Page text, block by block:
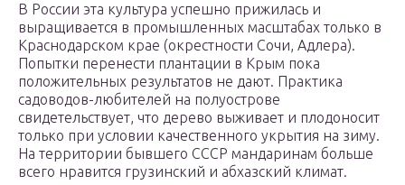
В России эта культура успешно прижилась и
выращивается в промышленных масштабах только в
Краснодарском крае (окрестности Сочи, Адлера).
Попытки перенести плантации в Крым пока
положительных результатов не дают. Практика
садоводов-любителей на полуострове
свидетельствует, что дерево выживает и плодоносит
только при условии качественного укрытия на зиму.
На территории бывшего СССР мандаринам больше
всего нравится грузинский и абхазский климат.